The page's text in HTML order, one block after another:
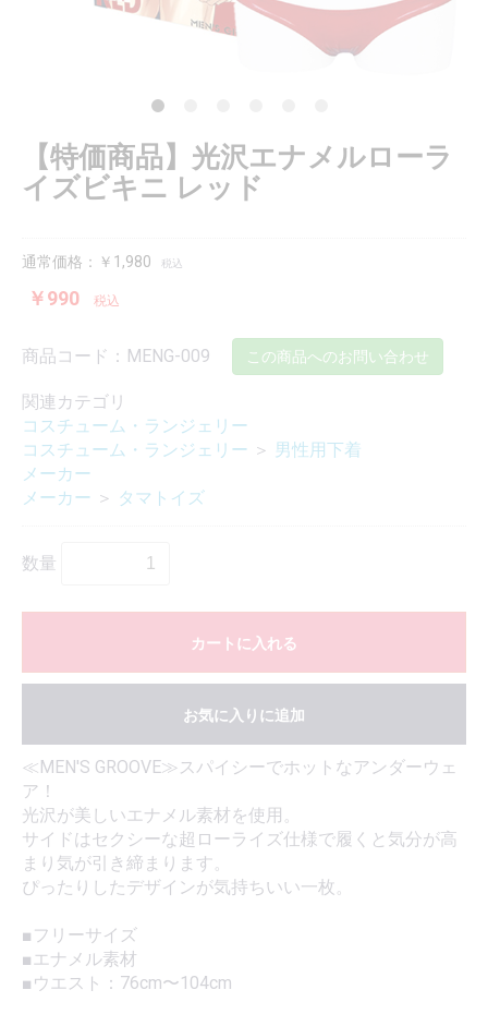
【特価商品】光沢エナメルローラ
イズビキニ レッド
通常価格：￥1,980 税込
￥990 税込
商品コード：MENG-009 この商品へのお問い合わせ
関連カテゴリ
コスチューム・ランジェリー
コスチューム・ランジェリー ＞ 男性用下着
メーカー
メーカー ＞ タマトイズ
数量
カートに入れる
お気に入りに追加
≪MEN'S GROOVE≫スパイシーでホットなアンダーウェ
ア！
光沢が美しいエナメル素材を使用。
サイドはセクシーな超ローライズ仕様で履くと気分が高
まり気が引き締まります。
ぴったりしたデザインが気持ちいい一枚。
■フリーサイズ
■エナメル素材
■ウエスト：76cm〜104cm